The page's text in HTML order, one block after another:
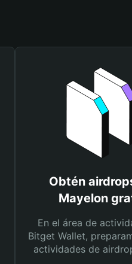
Obtén
Mayelon
En el área de
Bitget Wallet,
actividades de